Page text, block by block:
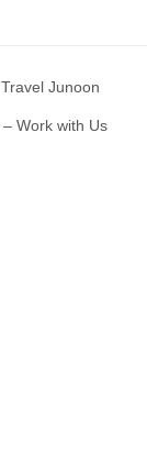
Junoon
Work with Us